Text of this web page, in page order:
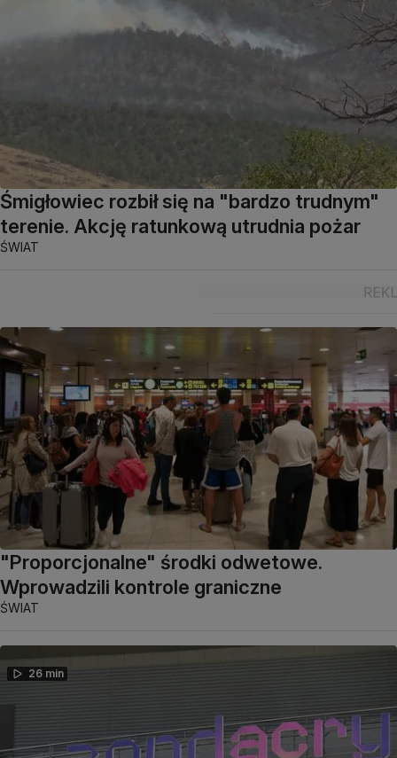
Śmigłowiec rozbił się na "bardzo trudnym"
terenie. Akcję ratunkową utrudnia pożar
ŚWIAT
"Proporcjonalne" środki odwetowe.
Wprowadzili kontrole graniczne
ŚWIAT
26 min